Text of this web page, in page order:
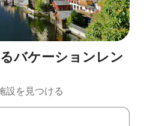
バケーションレン
設を見つける